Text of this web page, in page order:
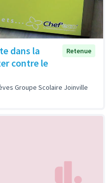
dans la
contre le
Retenue
Groupe Scolaire Joinville